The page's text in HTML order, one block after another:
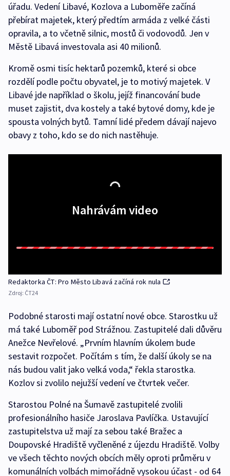
úřadu. Vedení Libavé, Kozlova a Luboměře začíná
přebírat majetek, který předtím armáda z velké části
opravila, a to včetně silnic, mostů či vodovodů. Jen v
Městě Libavá investovala asi 40 milionů.
Kromě osmi tisíc hektarů pozemků, které si obce
rozdělí podle počtu obyvatel, je to motivý majetek. V
Libavé jde například o školu, jejíž financování bude
muset zajistit, dva kostely a také bytové domy, kde je
spousta volných bytů. Tamní lidé předem dávají najevo
obavy z toho, kdo se do nich nastěhuje.
Nahrávám video
Redaktorka ČT: Pro Město Libavá začíná rok nula
Zdroj: ČT24
Podobné starosti mají ostatní nové obce. Starostku už
má také Luboměř pod Strážnou. Zastupitelé dali důvěru
Anežce Nevřelové. „Prvním hlavním úkolem bude
sestavit rozpočet. Počítám s tím, že další úkoly se na
nás budou valit jako velká voda,“ řekla starostka.
Kozlov si zvolilo nejužší vedení ve čtvrtek večer.
Starostou Polné na Šumavě zastupitelé zvolili
profesionálního hasiče Jaroslava Pavlíčka. Ustavující
zastupitelstva už mají za sebou také Bražec a
Doupovské Hradiště vyčleněné z újezdu Hradiště. Volby
ve všech těchto nových obcích měly oproti průměru v
komunálních volbách mimořádně vysokou účast - od 64